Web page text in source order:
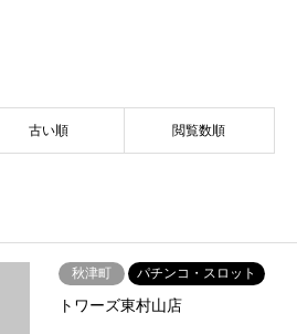
古い順 閲覧数順
秋津町 パチンコ・スロット
トワーズ東村山店